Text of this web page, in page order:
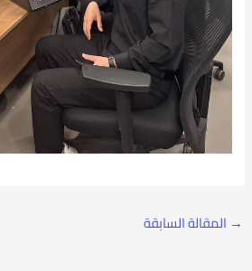
→ المقالة السابقة